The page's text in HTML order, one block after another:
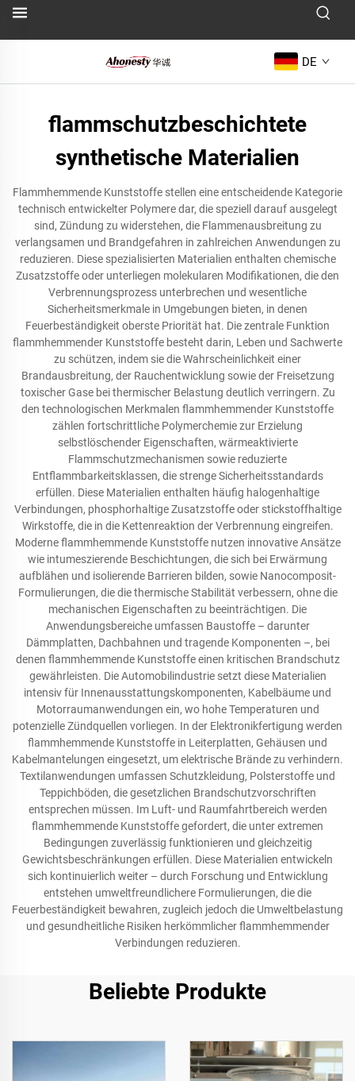
DE
flammschutzbeschichtete
synthetische Materialien
Flammhemmende Kunststoffe stellen eine entscheidende Kategorie
technisch entwickelter Polymere dar, die speziell darauf ausgelegt
sind, Zündung zu widerstehen, die Flammenausbreitung zu
verlangsamen und Brandgefahren in zahlreichen Anwendungen zu
reduzieren. Diese spezialisierten Materialien enthalten chemische
Zusatzstoffe oder unterliegen molekularen Modifikationen, die den
Verbrennungsprozess unterbrechen und wesentliche
Sicherheitsmerkmale in Umgebungen bieten, in denen
Feuerbeständigkeit oberste Priorität hat. Die zentrale Funktion
flammhemmender Kunststoffe besteht darin, Leben und Sachwerte
zu schützen, indem sie die Wahrscheinlichkeit einer
Brandausbreitung, der Rauchentwicklung sowie der Freisetzung
toxischer Gase bei thermischer Belastung deutlich verringern. Zu
den technologischen Merkmalen flammhemmender Kunststoffe
zählen fortschrittliche Polymerchemie zur Erzielung
selbstlöschender Eigenschaften, wärmeaktivierte
Flammschutzmechanismen sowie reduzierte
Entflammbarkeitsklassen, die strenge Sicherheitsstandards
erfüllen. Diese Materialien enthalten häufig halogenhaltige
Verbindungen, phosphorhaltige Zusatzstoffe oder stickstoffhaltige
Wirkstoffe, die in die Kettenreaktion der Verbrennung eingreifen.
Moderne flammhemmende Kunststoffe nutzen innovative Ansätze
wie intumeszierende Beschichtungen, die sich bei Erwärmung
aufblähen und isolierende Barrieren bilden, sowie Nanocomposit-
Formulierungen, die die thermische Stabilität verbessern, ohne die
mechanischen Eigenschaften zu beeinträchtigen. Die
Anwendungsbereiche umfassen Baustoffe – darunter
Dämmplatten, Dachbahnen und tragende Komponenten –, bei
denen flammhemmende Kunststoffe einen kritischen Brandschutz
gewährleisten. Die Automobilindustrie setzt diese Materialien
intensiv für Innenausstattungskomponenten, Kabelbäume und
Motorraumanwendungen ein, wo hohe Temperaturen und
potenzielle Zündquellen vorliegen. In der Elektronikfertigung werden
flammhemmende Kunststoffe in Leiterplatten, Gehäusen und
Kabelmantelungen eingesetzt, um elektrische Brände zu verhindern.
Textilanwendungen umfassen Schutzkleidung, Polsterstoffe und
Teppichböden, die gesetzlichen Brandschutzvorschriften
entsprechen müssen. Im Luft- und Raumfahrtbereich werden
flammhemmende Kunststoffe gefordert, die unter extremen
Bedingungen zuverlässig funktionieren und gleichzeitig
Gewichtsbeschränkungen erfüllen. Diese Materialien entwickeln
sich kontinuierlich weiter – durch Forschung und Entwicklung
entstehen umweltfreundlichere Formulierungen, die die
Feuerbeständigkeit bewahren, zugleich jedoch die Umweltbelastung
und gesundheitliche Risiken herkömmlicher flammhemmender
Verbindungen reduzieren.
Beliebte Produkte